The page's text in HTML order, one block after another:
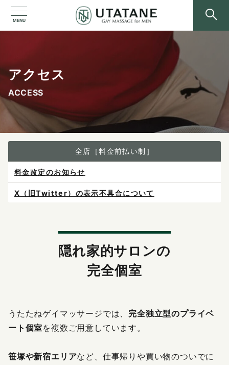
MENU
アクセス
ACCESS
全店［料金前払い制］
X（旧Twitter）の表示不具合について
ご予約は各店へ直接お問い合わせください。
感染症防止対策について
料金改定のお知らせ隠れ家的サロンの
完全個室
うたたねゲイマッサージでは、 完全独立型のプライベ
ート個室を複数ご用意しています。
笹塚や新宿エリアなど、仕事帰りや買い物のついでに